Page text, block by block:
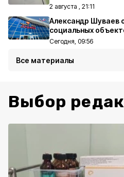
2 августа , 21:11
Александр Шуваев
социальных
Сегодня, 09:56
Все материалы
Выбор